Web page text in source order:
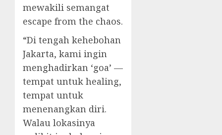
mewakili semangat
escape from the chaos.
“Di tengah kehebohan
Jakarta, kami ingin
menghadirkan ‘goa’ —
tempat untuk healing,
tempat untuk
menenangkan diri.
Walau lokasinya